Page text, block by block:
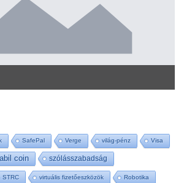
SafePal Verge világ-pénz Visa
coin szólásszabadság
STRC virtuális fizetőeszközök Robotika